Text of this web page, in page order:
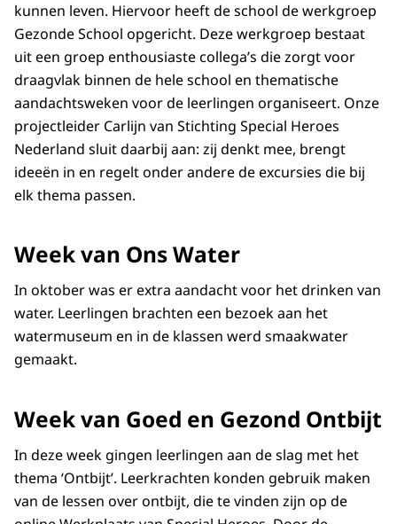
kunnen leven. Hiervoor heeft de school de werkgroep
Gezonde School opgericht. Deze werkgroep bestaat
uit een groep enthousiaste collega’s die zorgt voor
draagvlak binnen de hele school en thematische
aandachtsweken voor de leerlingen organiseert. Onze
projectleider Carlijn van Stichting Special Heroes
Nederland sluit daarbij aan: zij denkt mee, brengt
ideeën in en regelt onder andere de excursies die bij
elk thema passen.
Week van Ons Water
In oktober was er extra aandacht voor het drinken van
water. Leerlingen brachten een bezoek aan het
watermuseum en in de klassen werd smaakwater
gemaakt.
Week van Goed en Gezond Ontbijt
In deze week gingen leerlingen aan de slag met het
thema ‘Ontbijt’. Leerkrachten konden gebruik maken
van de lessen over ontbijt, die te vinden zijn op de